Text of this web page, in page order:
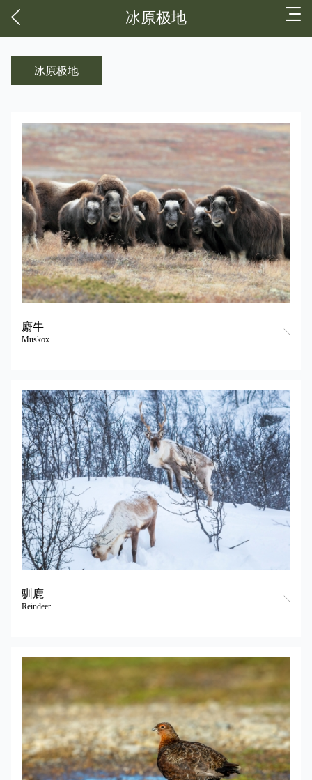
冰原极地
冰原极地
麝牛
Muskox
驯鹿
Reindeer